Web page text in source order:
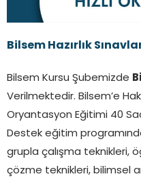
Bilsem Hazırlık
Bilsem Kursu Şubemizde
Verilmektedir. Bilsem’e
Oryantasyon Eğitimi 40
Destek eğitim
grupla çalışma teknikleri,
çözme teknikleri, bilimsel